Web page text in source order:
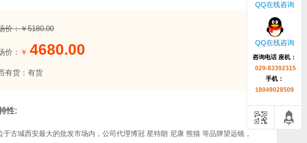
QQ在线咨询
QQ在线咨询
咨询电话 座机：
029-83392315
手机：
18049028509
价：￥5180.00
价： ￥ 4680.00
有货：有货
性:
于古城西安最大的批发市场内，公司代理博冠 星特朗 尼康 熊猫 等品牌望远镜，